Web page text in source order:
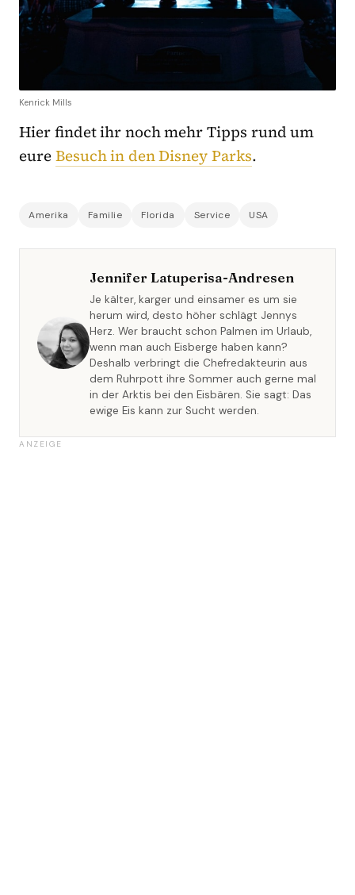
Kenrick Mills
Hier findet ihr noch mehr Tipps rund um
eureBesuch in den Disney Parks.
Amerika Familie Florida Service USA
Jennifer Latuperisa-Andresen
Je kälter, karger und einsamer es um sie
herum wird, desto höher schlägt Jennys
Herz. Wer braucht schon Palmen im Urlaub,
wenn man auch Eisberge haben kann?
Deshalb verbringt die Chefredakteurin aus
dem Ruhrpott ihre Sommer auch gerne mal
in der Arktis bei den Eisbären. Sie sagt: Das
ewige Eis kann zur Sucht werden.
ANZEIGE